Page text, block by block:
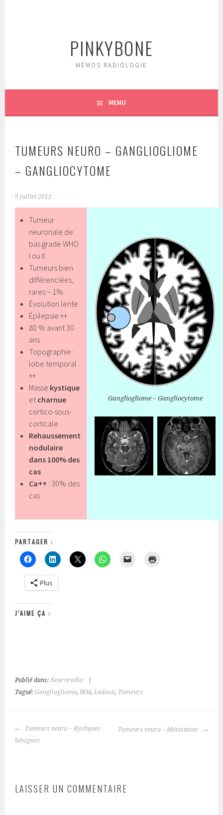
PINKYBONE
MÉMOS RADIOLOGIE
MENU
TUMEURS NEURO – GANGLIOGLIOME
– GANGLIOCYTOME
9 juillet 2015
Tumeur
neuronale de
bas grade WHO
I ou II
Tumeurs bien
différenciées,
rares ~ 1%
Évolution lente
Épilepsie ++
80 % avant 30
ans
Topographie :
lobe temporal
++
Masse kystique
etcharnue
cortico-sous-
corticale
Rehaussement
nodulaire
dans 100% des
cas
Ca++ : 30% des
cas
Gangliogliome – Gangliocytome
PARTAGER :
Plus
J’AIME ÇA :
Publié dans:Neuroradio
Tagué:Gangliogliome,IRM,Ladoux, Tumeurs
NAVIGATION
DES
Tumeurs neuro – Kystiques
bénignes
Tumeurs neuro – Métastases
LAISSER UN COMMENTAIRE